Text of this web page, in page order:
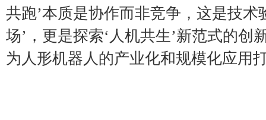
共跑’本质是协作而非竞争，这是技术
场’，更是探索‘人机共生’新范式的创
为人形机器人的产业化和规模化应用